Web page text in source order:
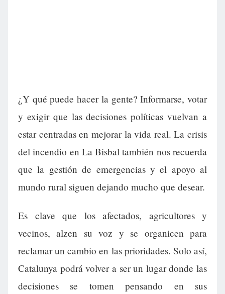
¿Y qué puede hacer la gente? Informarse, votar
y exigir que las decisiones políticas vuelvan a
estar centradas en mejorar la vida real. La crisis
del incendio en La Bisbal también nos recuerda
que la gestión de emergencias y el apoyo al
mundo rural siguen dejando mucho que desear.
Es clave que los afectados, agricultores y
vecinos, alzen su voz y se organicen para
reclamar un cambio en las prioridades. Solo así,
Catalunya podrá volver a ser un lugar donde las
decisiones se tomen pensando en sus